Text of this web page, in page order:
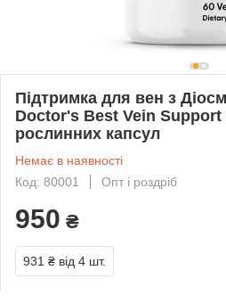
Підтримка для вен з
Doctor's Best Vein Support
рослинних капсул
Немає в наявності
Код: 80001
Опт і роздріб
950 ₴
931 ₴ від 4 шт.